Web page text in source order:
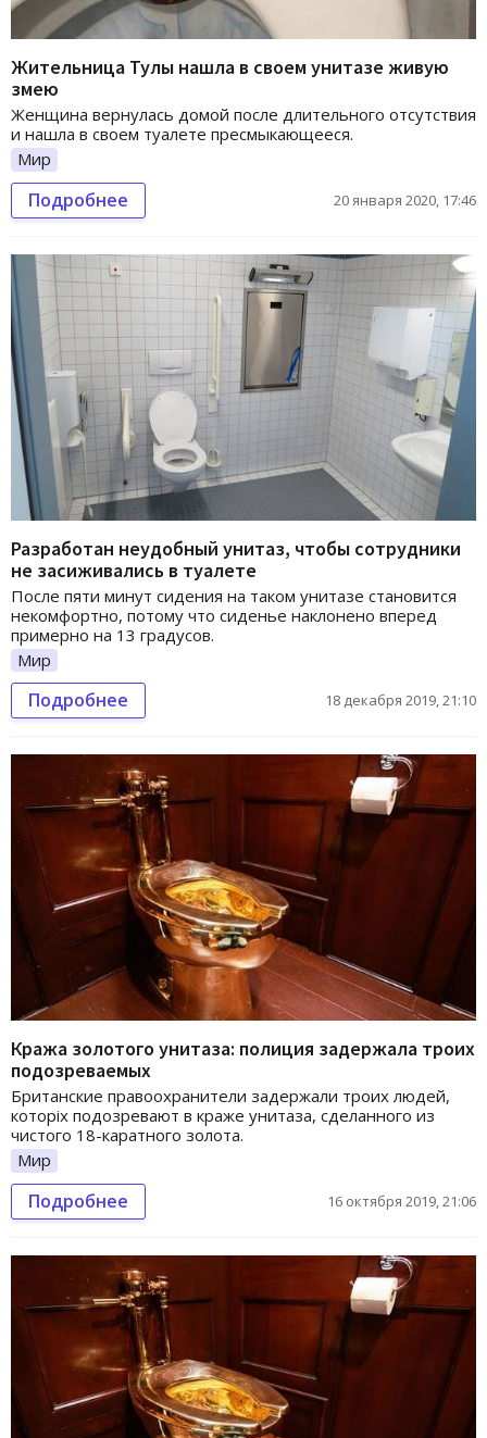
Жительница Тулы нашла в своем унитазе живую
змею
Женщина вернулась домой после длительного отсутствия
и нашла в своем туалете пресмыкающееся.
Мир
Подробнее 20 января 2020, 17:46
Разработан неудобный унитаз, чтобы сотрудники
не засиживались в туалете
После пяти минут сидения на таком унитазе становится
некомфортно, потому что сиденье наклонено вперед
примерно на 13 градусов.
Мир
Подробнее 18 декабря 2019, 21:10
Кража золотого унитаза: полиция задержала троих
подозреваемых
Британские правоохранители задержали троих людей,
которіх подозревают в краже унитаза, сделанного из
чистого 18-каратного золота.
Мир
Подробнее 16 октября 2019, 21:06